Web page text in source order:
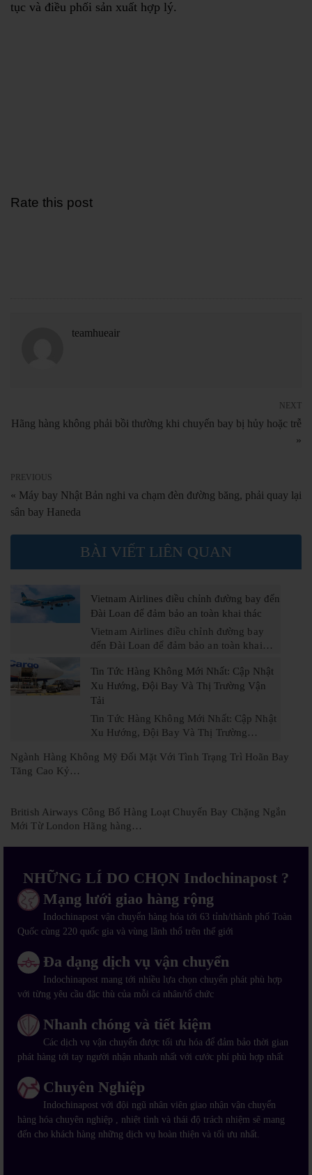
tục và điều phối sản xuất hợp lý.
Rate this post
teamhueair
NEXT
Hãng hàng không phải bồi thường khi chuyến bay bị hủy hoặc trễ
»
PREVIOUS
« Máy bay Nhật Bản nghi va chạm đèn đường băng, phải quay lại
sân bay Haneda
BÀI VIẾT LIÊN QUAN
Vietnam Airlines điều chỉnh đường bay đến
Đài Loan để đảm bảo an toàn khai thác
Vietnam Airlines điều chỉnh đường bay
đến Đài Loan để đảm bảo an toàn khai…
Tin Tức Hàng Không Mới Nhất: Cập Nhật
Xu Hướng, Đội Bay Và Thị Trường Vận
Tải
Tin Tức Hàng Không Mới Nhất: Cập Nhật
Xu Hướng, Đội Bay Và Thị Trường…
Ngành Hàng Không Mỹ Đối Mặt Với Tình Trạng Trì Hoãn Bay
Tăng Cao Kỷ…
British Airways Công Bố Hàng Loạt Chuyến Bay Chặng Ngắn
Mới Từ London Hãng hàng…
NHỮNG LÍ DO CHỌN Indochinapost ?
Mạng lưới giao hàng rộng
Indochinapost vận chuyển hàng hóa tới 63 tỉnh/thành phố Toàn
Quốc cùng 220 quốc gia và vùng lãnh thổ trên thế giới
Đa dạng dịch vụ vận chuyển
Indochinapost mang tới nhiều lựa chọn chuyển phát phù hợp
với từng yêu cầu đặc thù của mỗi cá nhân/tổ chức
Nhanh chóng và tiết kiệm
Các dịch vụ vận chuyển được tối ưu hóa để đảm bảo thời gian
phát hàng tới tay người nhận nhanh nhất với cước phí phù hợp nhất
Chuyên Nghiệp
Indochinapost với đội ngũ nhân viên giao nhận vận chuyển
hàng hóa chuyên nghiệp , nhiệt tình và thái độ trách nhiệm sẽ mang
đến cho khách hàng những dịch vụ hoàn thiện và tối ưu nhất.